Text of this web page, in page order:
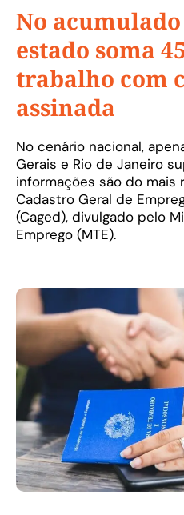
No
estado soma
trabalho com
assinada
No cenário nacional,
Gerais e Rio de Janeiro
informações são do
Cadastro Geral de
(Caged), divulgado pelo
Emprego (MTE).